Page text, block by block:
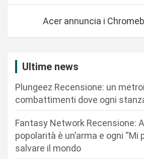
Acer annuncia i
Ultime news
Plungeez Recensione: un
combattimenti dove ogni
Fantasy Network Recensione:
popolarità è un’arma e ogni “Mi
salvare il mondo